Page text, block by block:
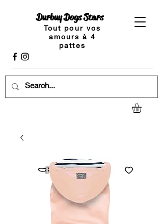
Durbuy Dogs Stars
Tout pour vos
amours à 4
pattes